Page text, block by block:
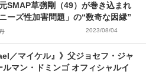
SMAP草彅剛（49）が巻き込まれ
ーズ性加害問題」の“数奇な因縁”
2023/08/04
／マイケル』》父ジョセフ・ジャ
ルマン・ドミンゴ オフィシャルイ